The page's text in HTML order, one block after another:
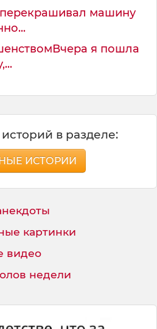
перекрашивал машину
я пошла
в разделе:
ИСТОРИИ
картинки
видео
недели